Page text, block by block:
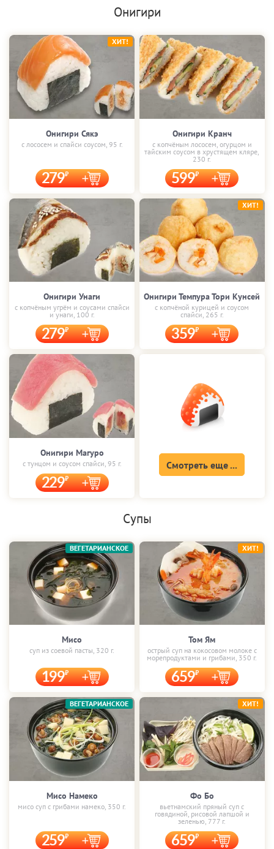
Онигири
Онигири Сякэ
с лососем и спайси соусом, 95 г.
279
ХИТ!
Онигири Кранч
с копчёным лососем, огурцом и
тайским соусом в хрустящем кляре,
230 г.
599
Онигири Унаги
с копчёным угрём и соусами спайси
и унаги, 100 г.
279
Онигири Темпура Тори Кунсей
с копчёной курицей и соусом
спайси, 265 г.
359
ХИТ!
Онигири Магуро
с тунцом и соусом спайси, 95 г.
229
Смотреть еще ...
Супы
Мисо
суп из соевой пасты, 320 г.
199
ВЕГЕТАРИАНСКОЕ
Том Ям
острый суп на кокосовом молоке с
морепродуктами и грибами, 350 г.
659
ХИТ!
Мисо Намеко
мисо суп с грибами намеко, 350 г.
259
ВЕГЕТАРИАНСКОЕ
Фо Бо
вьетнамский пряный суп с
говядиной, рисовой лапшой и
зеленью, 777 г.
659
ХИТ!